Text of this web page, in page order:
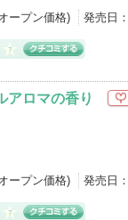
ープン価格) 発売日：
アロマの香り
ープン価格) 発売日：